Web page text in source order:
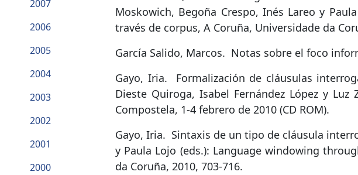
Moskowich, Begoña Crespo, Inés Lareo y
través de corpus, A Coruña, Universidade da
García Salido, Marcos. Notas sobre el foco
Gayo, Iria.
Formalización de cláusulas
Dieste Quiroga, Isabel Fernández López y
Compostela, 1-4 febrero de 2010 (CD ROM).
Gayo, Iria. Sintaxis de un tipo de cláusula
y Paula Lojo (eds.): Language windowing
da Coruña, 2010, 703-716.
2007
2006
2005
2004
2003
2002
2001
2000